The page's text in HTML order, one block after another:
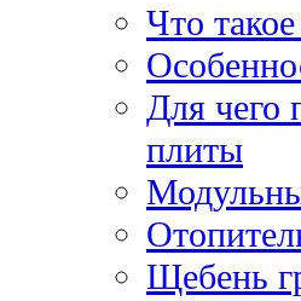
Что
Для чего
плиты
Щебень